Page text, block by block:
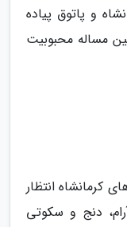
و پاتوق پیاده
مساله محبوبیت
کرمانشاه انتظار
دنج و سکوتی